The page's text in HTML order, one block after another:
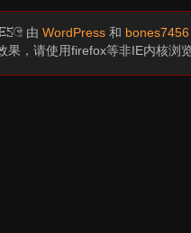
由WordPress 和 bones7456
果，请使用firefox等非IE内核浏